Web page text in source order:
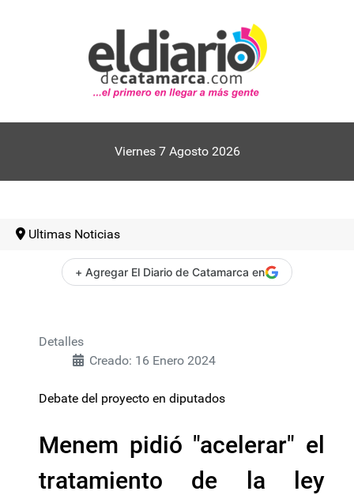
Viernes 7 Agosto 2026
Ultimas Noticias
+ Agregar El Diario de Catamarca en
Detalles
Creado: 16 Enero 2024
Debate del proyecto en diputados
Menem pidió "acelerar" el
tratamiento de la ley